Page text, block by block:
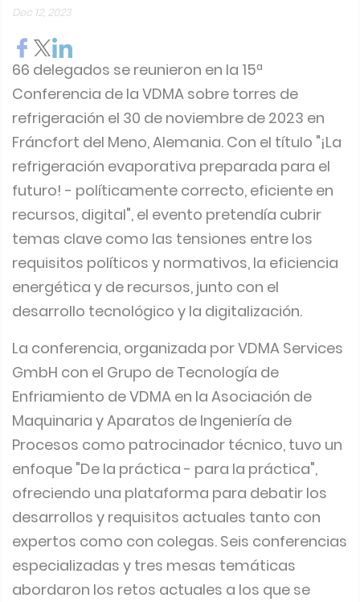
Dec 12, 2023
66 delegados se reunieron en la 15ª
Conferencia de la VDMA sobre torres de
refrigeración el 30 de noviembre de 2023 en
Fráncfort del Meno, Alemania. Con el título "¡La
refrigeración evaporativa preparada para el
futuro! - políticamente correcto, eficiente en
recursos, digital", el evento pretendía cubrir
temas clave como las tensiones entre los
requisitos políticos y normativos, la eficiencia
energética y de recursos, junto con el
desarrollo tecnológico y la digitalización.
La conferencia, organizada por VDMA Services
GmbH con el Grupo de Tecnología de
Enfriamiento de VDMA en la Asociación de
Maquinaria y Aparatos de Ingeniería de
Procesos como patrocinador técnico, tuvo un
enfoque "De la práctica - para la práctica",
ofreciendo una plataforma para debatir los
desarrollos y requisitos actuales tanto con
expertos como con colegas. Seis conferencias
especializadas y tres mesas temáticas
abordaron los retos actuales a los que se